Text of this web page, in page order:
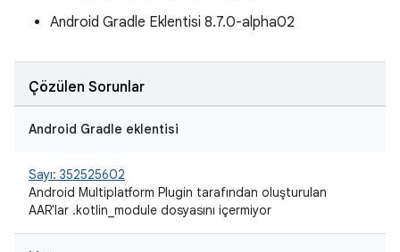
Android Gradle Eklentisi 8.7.0-alpha02
Çözülen Sorunlar
Android Gradle eklentisi
Sayı: 352525602
Android Multiplatform Plugin tarafından oluşturulan
AAR'lar .kotlin_module dosyasını içermiyor